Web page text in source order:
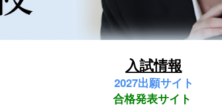
入試情報
2027出願サイト
合格発表サイト